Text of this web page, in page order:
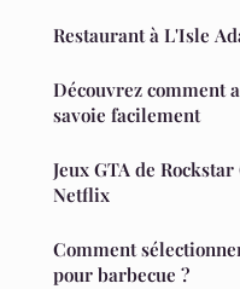
Restaurant à L'Isle
Découvrez comment
savoie facilement
Jeux GTA de
Netflix
Comment
pour barbecue ?